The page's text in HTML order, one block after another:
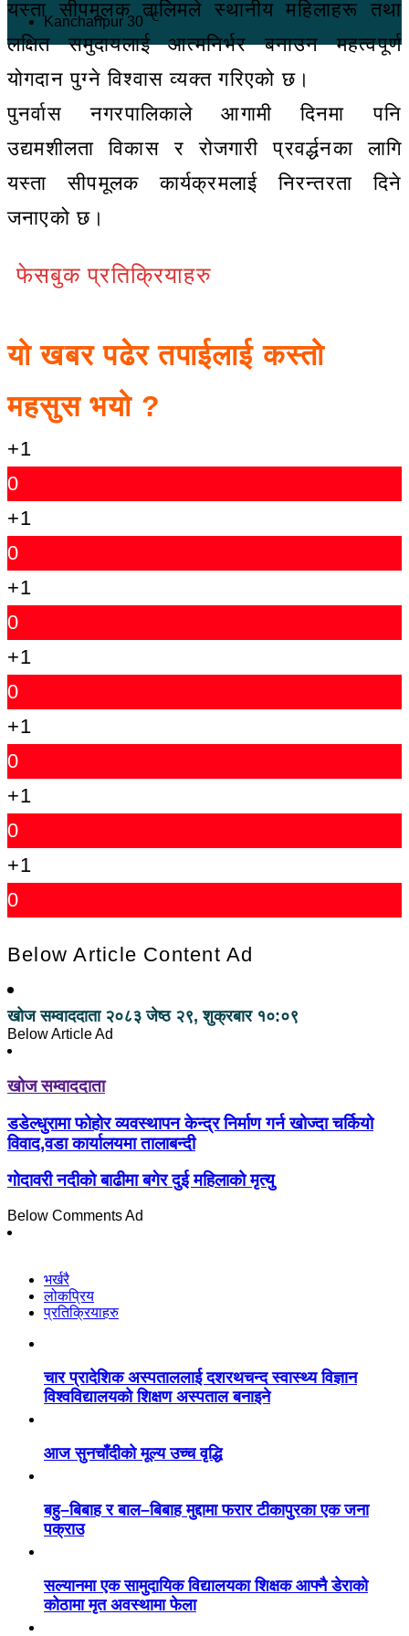
Kanchanpur 30℃
यस्ता सीपमूलक तालिमले स्थानीय महिलाहरू तथा
लक्षित समुदायलाई आत्मनिर्भर बनाउन महत्वपूर्ण
योगदान पुग्ने विश्वास व्यक्त गरिएको छ।
पुनर्वास नगरपालिकाले आगामी दिनमा पनि
उद्यमशीलता विकास र रोजगारी प्रवर्द्धनका लागि
यस्ता सीपमूलक कार्यक्रमलाई निरन्तरता दिने
जनाएको छ।
फेसबुक प्रतिक्रियाहरु
यो खबर पढेर तपाईलाई कस्तो
महसुस भयो ?
+1
0
+1
0
+1
0
+1
0
+1
0
+1
0
+1
0
Below Article Content Ad
खोज सम्वाददाता २०८३ जेष्ठ २९, शुक्रबार १०:०९
Below Article Ad
खोज सम्वाददाता
डडेल्धुरामा फोहोर व्यवस्थापन केन्द्र निर्माण गर्न खोज्दा चर्कियो
विवाद,वडा कार्यालयमा तालाबन्दी
गोदावरी नदीको बाढीमा बगेर दुई महिलाको मृत्यु
Below Comments Ad
भर्खरै
लोकप्रिय
प्रतिक्रियाहरु
चार प्रादेशिक अस्पताललाई दशरथचन्द स्वास्थ्य विज्ञान
विश्वविद्यालयको शिक्षण अस्पताल बनाइने
आज सुनचाँदीको मूल्य उच्च वृद्धि
बहु–बिबाह र बाल–बिबाह मुद्दामा फरार टीकापुरका एक जना
पक्राउ
सल्यानमा एक सामुदायिक विद्यालयका शिक्षक आफ्नै डेराको
कोठामा मृत अवस्थामा फेला